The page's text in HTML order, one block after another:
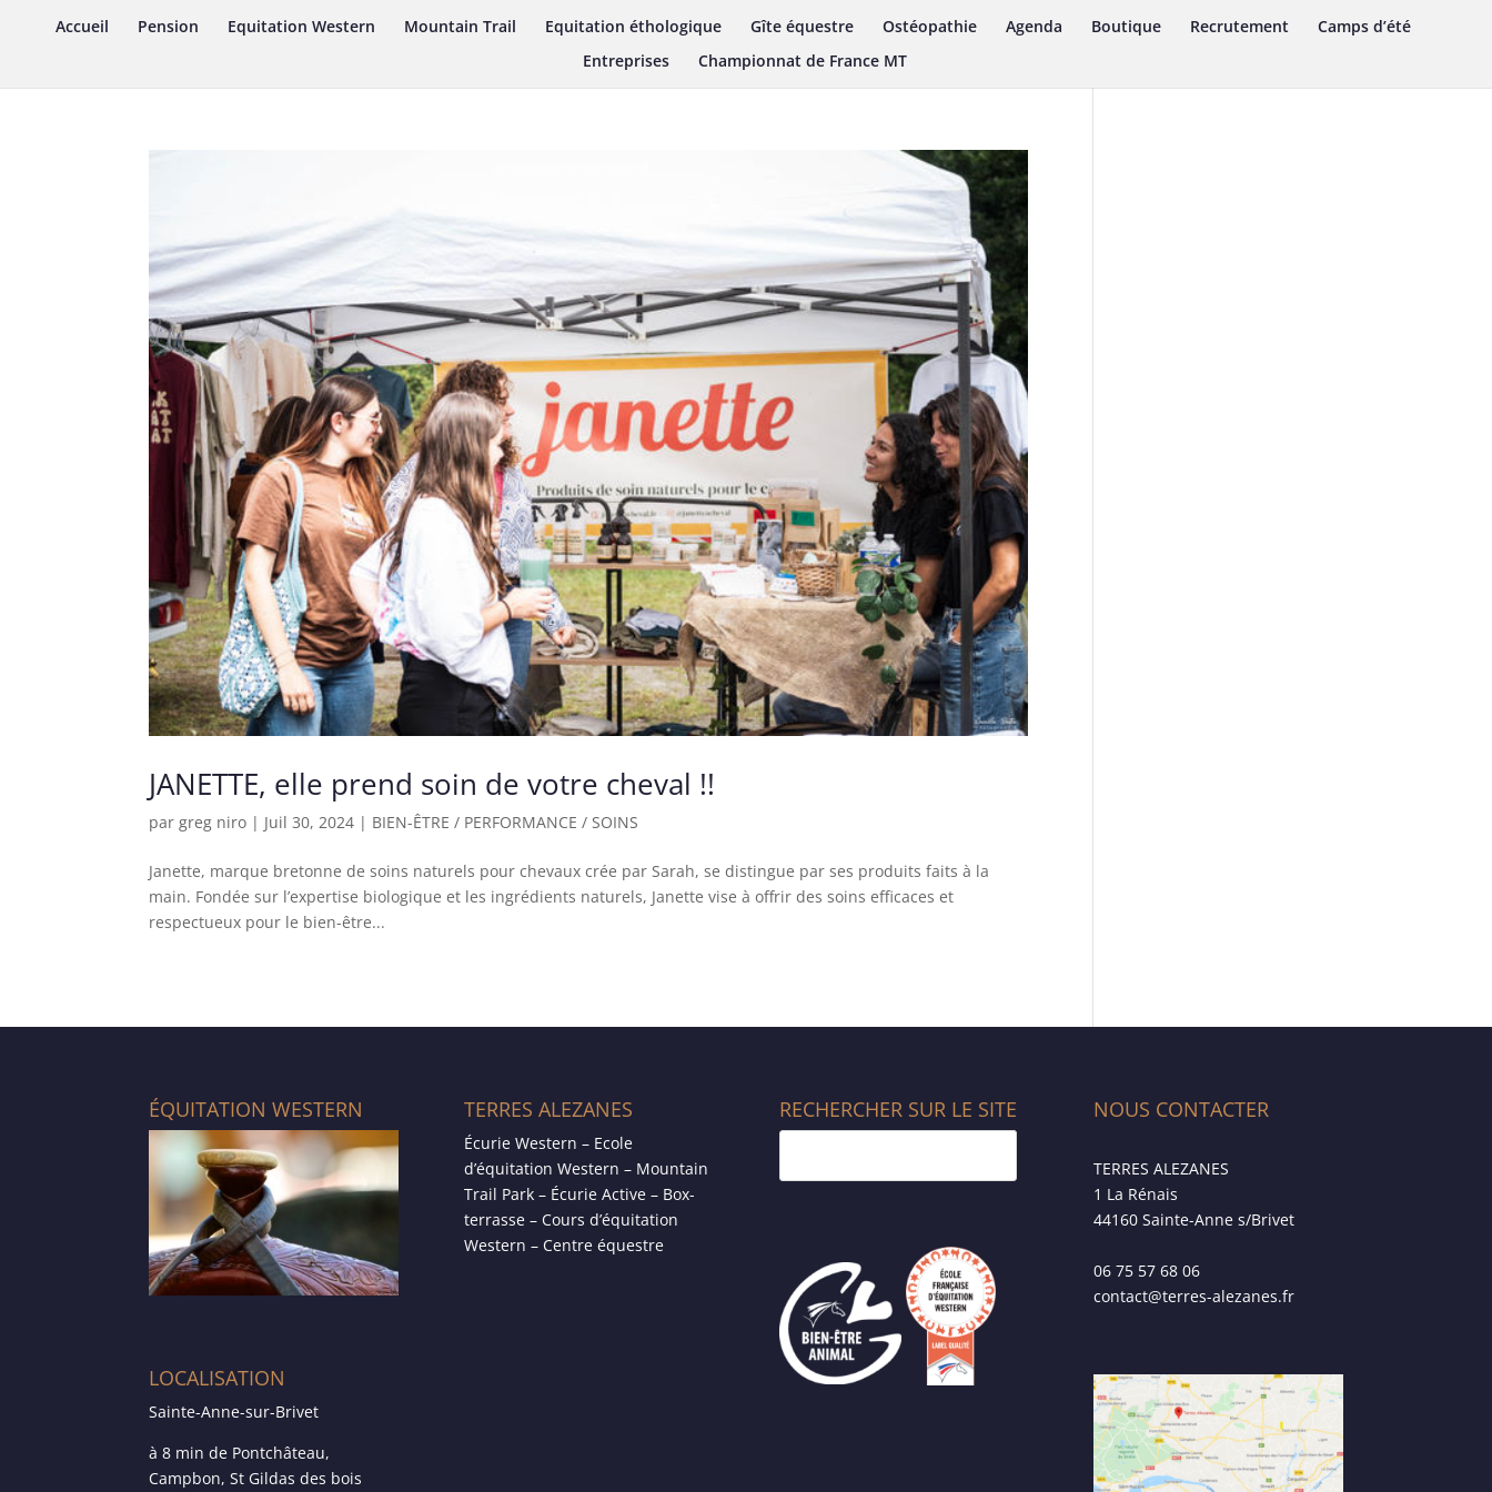
Accueil Pension Equitation Western Mountain Trail Equitation éthologique Gîte équestre Ostéopathie Agenda Boutique Recrutement
Camps d’été
Entreprises
Championnat de France MT
JANETTE, elle prend soin de votre cheval !!
pargreg niro | Juil 30, 2024 | BIEN-ÊTRE / PERFORMANCE / SOINS
Janette, marque bretonne de soins naturels pour chevaux crée par Sarah, se distingue par ses produits faits à la
main. Fondée sur l’expertise biologique et les ingrédients naturels, Janette vise à offrir des soins efficaces et
respectueux pour le bien-être...
ÉQUITATION WESTERN
LOCALISATION
Sainte-Anne-sur-Brivet
à 8 min de Pontchâteau,
Campbon, St Gildas des bois
TERRES ALEZANES
Écurie Western – Ecole
d’équitation Western – Mountain
Trail Park – Écurie Active – Box-
terrasse – Cours d’équitation
Western – Centre équestre
RECHERCHER SUR LE SITE NOUS CONTACTER
TERRES ALEZANES
1 La Rénais
44160 Sainte-Anne s/Brivet
06 75 57 68 06
contact@terres-alezanes.fr